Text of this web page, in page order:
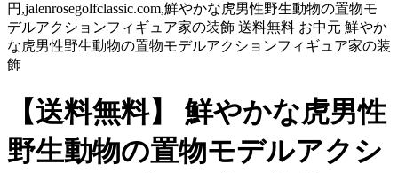
円,jalenrosegolfclassic.com,鮮やかな虎男性野生動物の置物モ
デルアクションフィギュア家の装飾 送料無料 お中元 鮮やか
な虎男性野生動物の置物モデルアクションフィギュア家の装
飾
【送料無料】 鮮やかな虎男性
野生動物の置物モデルアクシ